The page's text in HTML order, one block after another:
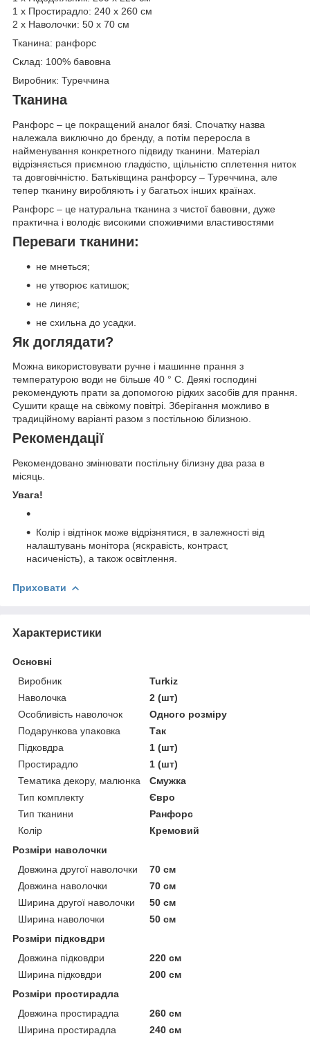
1 х Простирадло: 240 х 260 см
2 х Наволочки: 50 х 70 см
Тканина: ранфорс
Склад: 100% бавовна
Виробник: Туреччина
Тканина
Ранфорс – це покращений аналог бязі. Спочатку назва
належала виключно до бренду, а потім переросла в
найменування конкретного підвиду тканини. Матеріал
відрізняється приємною гладкістю, щільністю сплетення ниток
та довговічністю. Батьківщина ранфорсу – Туреччина, але
тепер тканину виробляють і у багатьох інших країнах.
Ранфорс – це натуральна тканина з чистої бавовни, дуже
практична і володіє високими споживчими властивостями
Переваги тканини:
не мнеться;
не утворює катишок;
не линяє;
не схильна до усадки.
Як доглядати?
Можна використовувати ручне і машинне прання з
температурою води не більше 40 ° C. Деякі господині
рекомендують прати за допомогою рідких засобів для прання.
Сушити краще на свіжому повітрі. Зберігання можливо в
традиційному варіанті разом з постільною білизною.
Рекомендації
Рекомендовано змінювати постільну білизну два раза в
місяць.
Увага!
Колір і відтінок може відрізнятися, в залежності від
налаштувань монітора (яскравість, контраст,
насиченість), а також освітлення.
Приховати
Характеристики
Основні
Виробник
Turkiz
Наволочка
2 (шт)
Особливість наволочок
Одного розміру
Подарункова упаковка
Так
Підковдра
1 (шт)
Простирадло
1 (шт)
Тематика декору, малюнка
Смужка
Тип комплекту
Євро
Тип тканини
Ранфорс
Колір
Кремовий
Розміри наволочки
Довжина другої наволочки
70 см
Довжина наволочки
70 см
Ширина другої наволочки
50 см
Ширина наволочки
50 см
Розміри підковдри
Довжина підковдри
220 см
Ширина підковдри
200 см
Розміри простирадла
Довжина простирадла
260 см
Ширина простирадла
240 см